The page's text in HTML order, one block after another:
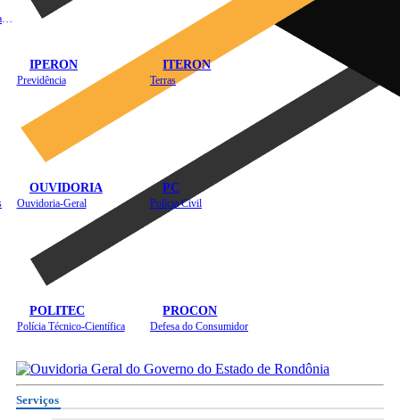
IPERON
Previdência
ITERON
Terras
OUVIDORIA
Ouvidoria-Geral
PC
Polícia Civil
POLITEC
Polícia Técnico-Científica
PROCON
Defesa do Consumidor
Serviços